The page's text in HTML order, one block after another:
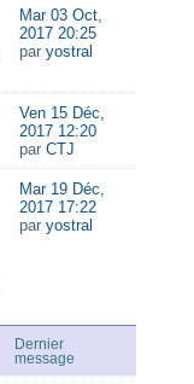
Mar 03 Oct,
2017 20:25
par yostral
Ven 15 Déc,
2017 12:20
par CTJ
Mar 19 Déc,
2017 17:22
par yostral
Dernier
message